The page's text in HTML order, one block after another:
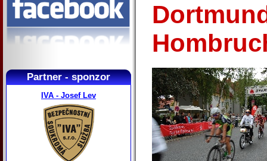
Partner - sponzor
IVA - Josef Lev